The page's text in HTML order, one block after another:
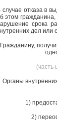
случае отказа в
этом
срока
дел или
Гражданину,
(часть
Органы
1)
2)